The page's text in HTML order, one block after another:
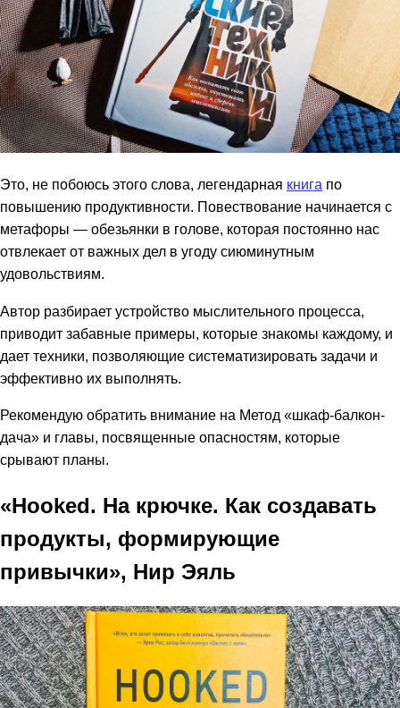
Это, не побоюсь этого слова, легендарная книга по
повышению продуктивности. Повествование начинается с
метафоры — обезьянки в голове, которая постоянно нас
отвлекает от важных дел в угоду сиюминутным
удовольствиям.
Автор разбирает устройство мыслительного процесса,
приводит забавные примеры, которые знакомы каждому, и
дает техники, позволяющие систематизировать задачи и
эффективно их выполнять.
Рекомендую обратить внимание на Метод «шкаф-балкон-
дача» и главы, посвященные опасностям, которые
срывают планы.
«Hooked. На крючке. Как создавать
продукты, формирующие
привычки», Нир Эяль